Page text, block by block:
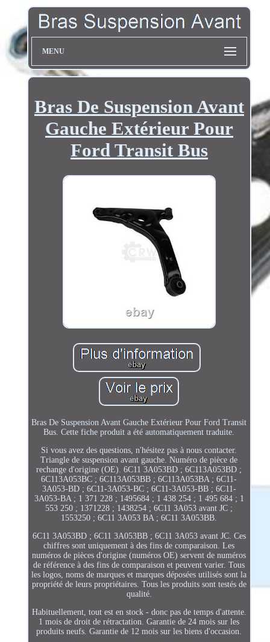
MENU
Bras De Suspension Avant
Gauche Extérieur Pour
Ford Transit Bus
Bras De Suspension Avant Gauche Extérieur Pour Ford Transit
Bus. Cette fiche produit a été automatiquement traduite.
Si vous avez des questions, n'hésitez pas à nous contacter.
Triangle de suspension avant gauche. Numéro de pièce de
rechange d'origine (OE). 6C11 3A053BD ; 6C113A053BD ;
6C113A053BC ; 6C113A053BB ; 6C113A053BA ; 6C11-
3A053-BD ; 6C11-3A053-BC ; 6C11-3A053-BB ; 6C11-
3A053-BA ; 1 371 228 ; 1495684 ; 1 438 254 ; 1 495 684 ; 1
553 250 ; 1371228 ; 1438254 ; 6C11 3A053 avant JC ;
1553250 ; 6C11 3A053 BA ; 6C11 3A053BB.
6C11 3A053BD ; 6C11 3A053BB ; 6C11 3A053 avant JC. Ces
chiffres sont uniquement à des fins de comparaison. Les
numéros de pièces d'origine (numéros OE) servent de numéros
de référence à des fins de comparaison et peuvent varier. Tous
les logos, noms de marques et marques déposées utilisés sont la
propriété de leurs propriétaires. Tous les produits sont testés de
qualité.
Habituellement, tout est en stock - donc pas de temps d'attente.
1 mois de droit de rétractation. Garantie de 24 mois sur les
produits neufs. Garantie de 12 mois sur les biens d'occasion.